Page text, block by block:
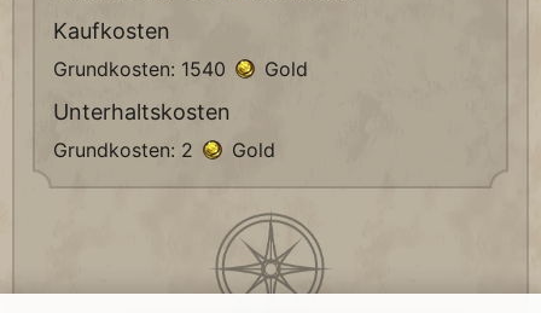
Kaufkosten
Grundkosten: 1540 Gold
Unterhaltskosten
Grundkosten: 2 Gold